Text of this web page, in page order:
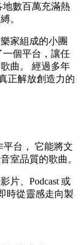
數百萬充滿熱
。
家組成的小團
一個平台，讓任
曲。 經過多年
正解放創造力的
台， 它能將文
室品質的歌曲。
片、Podcast 或
時從靈感走向製